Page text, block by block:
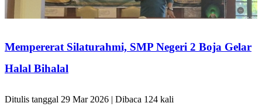
Mempererat Silaturahmi, SMP Negeri 2 Boja Gelar
Halal Bihalal
Ditulis tanggal 29 Mar 2026 | Dibaca 124 kali